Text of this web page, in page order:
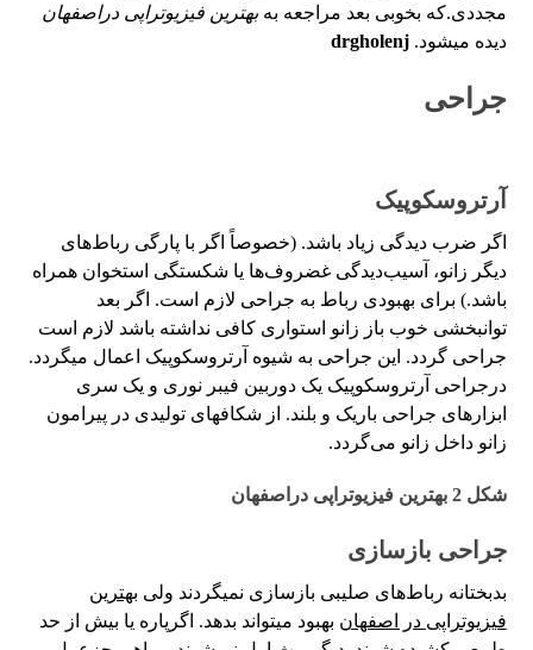
مجددی.که بخوبی بعد مراجعه بهبهترین فیزیوتراپی دراصفهان
دیده میشود.drgholenj
جراحی
آرتروسکوپیک
اگر ضرب دیدگی زیاد باشد. (خصوصاً اگر با پارگی رباط‌های
دیگر زانو، آسیب‌دیدگی غضروف‌ها یا شکستگی استخوان همراه
باشد.) برای بهبودی رباط به جراحی لازم است. اگر بعد
توانبخشی خوب باز زانو استواری کافی نداشته باشد لازم است
جراحی گردد. این جراحی به شیوه آرتروسکوپیک اعمال میگردد.
درجراحی‌ آرتروسکوپیک یک دوربین فیبر نوری و یک سری
ابزار‌های جراحی باریک و بلند. از شکافهای تولیدی در پیرامون
زانو داخل زانو می‌گردد.
شکل 2 بهترین فیزیوتراپی دراصفهان
جراحی بازسازی
بدبختانه رباط‌های صلیبی بازسازی نمیگردند ولی بهترین
فیزیوتراپی در اصفهان بهبود میتواند بدهد. اگرپاره یا بیش از حد